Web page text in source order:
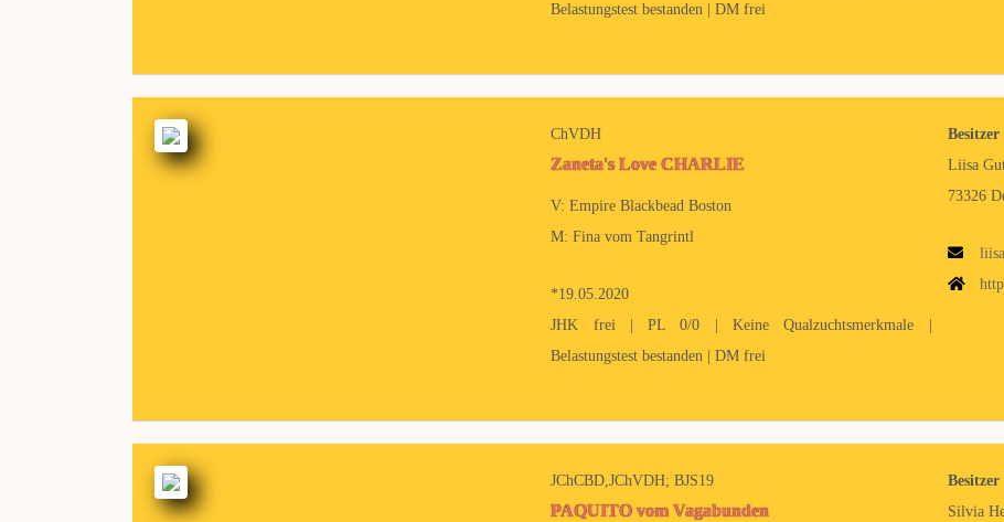
Belastungstest bestanden | DM frei
ChVDH
Zaneta's Love CHARLIE
V: Empire Blackbead Boston
M: Fina vom Tangrintl
*19.05.2020
JHK frei | PL 0/0 | Keine Qualzuchtsmerkmale |
Belastungstest bestanden | DM frei
Besitzer
Liisa
73326
JChCBD,JChVDH; BJS19
PAQUITO vom Vagabunden
Besitzer
Silvia